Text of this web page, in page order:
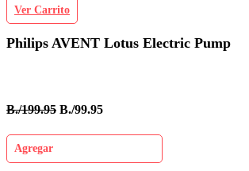
Ver Carrito
Philips AVENT Lotus Electric Pump
B./199.95 B./99.95
Agregar